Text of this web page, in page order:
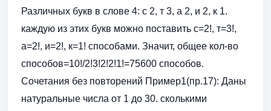
Различных букв в слове 4: с 2, т 3, а 2, и 2, к 1.
каждую из этих букв можно поставить с=2!, т=3!,
а=2!, и=2!, к=1! способами. Значит, общее кол-во
способов=10!/2!3!2!2!1!=75600 способов.
Сочетания без повторений Пример1(пр.17): Даны
натуральные числа от 1 до 30. сколькими